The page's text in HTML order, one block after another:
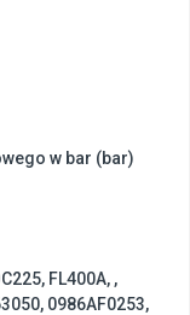
w bar (bar)
, FL400A, ,
, 0986AF0253,